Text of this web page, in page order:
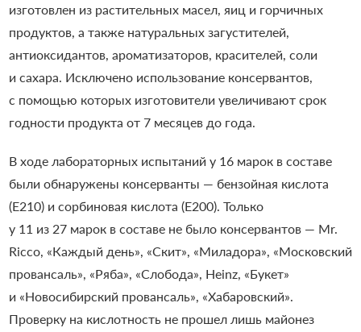
изготовлен из растительных масел, яиц и горчичных
продуктов, а также натуральных загустителей,
антиоксидантов, ароматизаторов, красителей, соли
и сахара. Исключено использование консервантов,
с помощью которых изготовители увеличивают срок
годности продукта от 7 месяцев до года.
В ходе лабораторных испытаний у 16 марок в составе
были обнаружены консерванты — бензойная кислота
(Е210) и сорбиновая кислота (Е200). Только
у 11 из 27 марок в составе не было консервантов — Mr.
Ricco, «Каждый день», «Скит», «Миладора», «Московский
провансаль», «Ряба», «Слобода», Heinz, «Букет»
и «Новосибирский провансаль», «Хабаровский».
Проверку на кислотность не прошел лишь майонез